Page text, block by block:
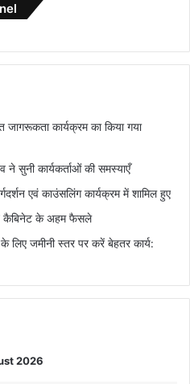
कार्यक्रम का किया गया
ने सुनी कार्यकर्ताओं की समस्याएँ
एवं काउंसलिंग कार्यक्रम में शामिल हुए
कैबिनेट के अहम फैसले
लिए जमीनी स्तर पर करें बेहतर कार्य:
2026